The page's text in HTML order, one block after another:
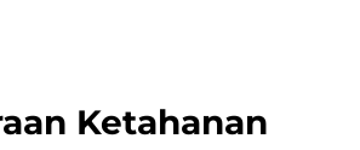
Ketahanan